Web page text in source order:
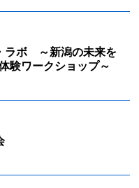
ラボ ～新潟の未来を
験ワークショップ～